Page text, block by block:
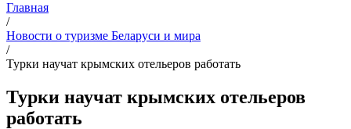
Главная
/
Новости о туризме Беларуси и мира
/
Турки научат крымских отельеров работать
Турки научат крымских отельеров
работать